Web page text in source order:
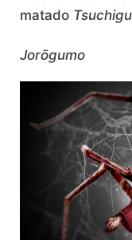
matado
Jorōgumo